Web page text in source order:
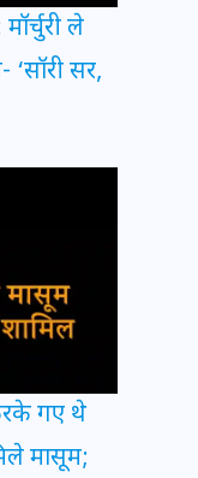
ले
सर,
गए थे
मासूम;